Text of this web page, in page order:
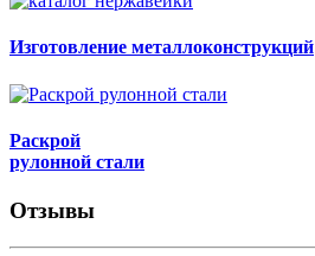
Изготовление металлоконструкций
Раскрой
рулонной стали
Отзывы